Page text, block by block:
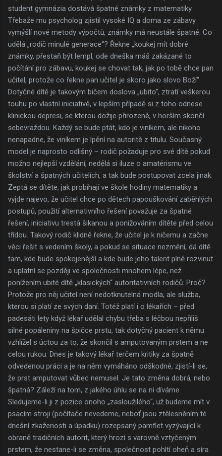
student gymnázia dostává špatné známky z matematiky.
Třebaže mu psycholog zjistil vysoké IQ a doma ze zábavy
vymýšlí nové metody výpočtů, známky má neustále špatné. Co
udělá „rodič minulé generace“? Řekne „koukej mít dobré
známky, přestaň být lempl, ode dneška máš zakázané to
počítání pro zábavu, koukej se chovat tak, jak po tobě chce pan
učitel, protože co řekne pan učitel je skoro jako slovo Boží“.
Dotyčné dítě je takovým bičem doslova „ubito“, ztratí veškerou
touhu po vlastní iniciativě, v lepším případě si z toho odnese
klinickou depresi, se kterou dožije přirozeně, v horším skončí
sebevraždou. Každý se bude ptát, kdo je viníkem, ale nikoho
nenapadne, že viníkem je lpění na autoritě z titulu. Současný
model je naprosto odlišný – rodič požaduje pro své dítě pokud
možno nejlepší vzdělání, nedělá si iluze o amatérismu ve
školství a špatných učitelích, a tak bude postupovat zcela jinak.
Zeptá se dítěte, jak probíhají ve škole hodiny matematiky a
vyjde najevo, že učitel chce po dětech papouškování zaběhlých
postupů, použití alternativního řešení považuje za špatné
řešení, iniciativu trestá šikanou a ponižováním dítěte před celou
třídou. Takový rodič klidně řekne, že učitel je k ničemu a začne
věci řešit s vedením školy, a pokud se situace nezmění, dá dítě
tam, kde bude spokojenější a kde bude jeho talent plně rozvinut
a uplatní se později ve společnosti mnohem lépe, než
ponížením ubité dítě „klasických“ autoritativních rodičů. Proč?
Protože pro něj učitel není nedotknutelná modla, ale služba,
kterou si platí ze svých daní. Totéž platí i o lékařích – před
padesáti lety když lékař udělal chybu třeba s léčbou nepříliš
silné popáleniny na špičce prstu, tak dotyčný pacient k němu
vzhlížel s úctou za to, že skončil s amputovaným prstem a ne
celou rukou. Dnes je takový lékař terčem kritiky za špatně
odvedenou práci a je na něm vymáháno odškodné, zjistí-li se,
že prst amputovat vůbec nemusel. Je tato změna dobrá, nebo
špatná? Záleží na tom, z jakého úhlu se na ni díváme.
Sledujeme-li ji z pozice onoho „zasloužilého“, už budeme mít v
psacím stroji (počítače nevedeme, neboť jsou ztělesněním té
dnešní zkaženosti a úpadku) rozepsaný pamflet vyzývající k
obraně tradičních autorit, který hrozí s varovně vztyčeným
prstem, že nestane-li se změna, společnost pohltí oheň a síra